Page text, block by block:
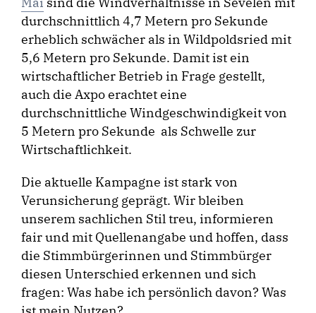
durchschnittlich 4,7 Metern pro Sekunde
erheblich schwächer als in Wildpoldsried mit
5,6 Metern pro Sekunde. Damit ist ein
wirtschaftlicher Betrieb in Frage gestellt,
auch die Axpo erachtet eine
durchschnittliche Windgeschwindigkeit von
5 Metern pro Sekunde als Schwelle zur
Wirtschaftlichkeit.
Die aktuelle Kampagne ist stark von
Verunsicherung geprägt. Wir bleiben
unserem sachlichen Stil treu, informieren
fair und mit Quellenangabe und hoffen, dass
die Stimmbürgerinnen und Stimmbürger
diesen Unterschied erkennen und sich
fragen: Was habe ich persönlich davon? Was